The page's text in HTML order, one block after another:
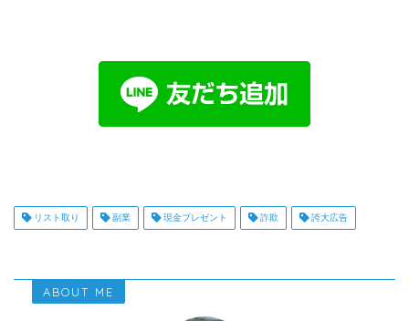
リスト取り 副業 現金プレゼント 詐欺 誇大広告
ABOUT ME